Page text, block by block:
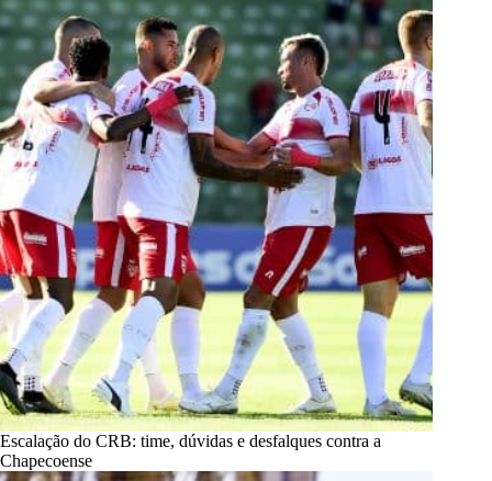
Escalação do CRB: time, dúvidas e desfalques contra a
Chapecoense